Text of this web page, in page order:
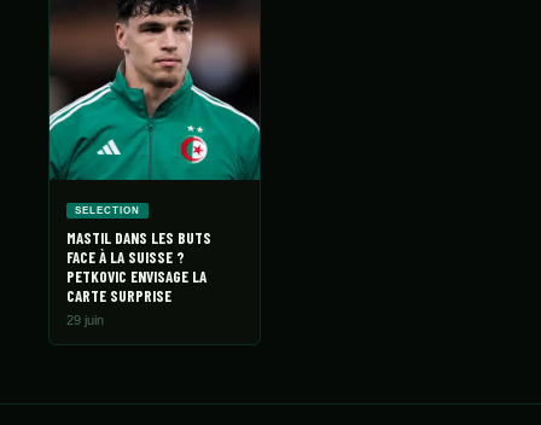
SELECTION
MASTIL DANS LES BUTS
FACE À LA SUISSE ?
PETKOVIC ENVISAGE LA
CARTE SURPRISE
29 juin